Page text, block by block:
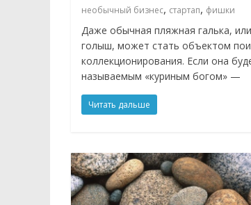
необычный бизнес, стартап, фишки
Даже обычная пляжная галька,
голыш, может стать объектом
коллекционирования. Если она
называемым «куриным богом» —
Читать дальше